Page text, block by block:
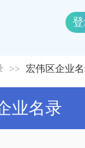
>> 宏伟区企业
业名录